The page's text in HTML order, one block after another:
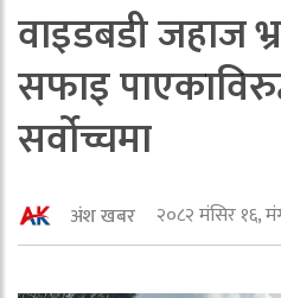
वाइडबडी जहाज
सफाइ
सर्वोच्चमा
अंश खबर २०८२ मंसिर १६,